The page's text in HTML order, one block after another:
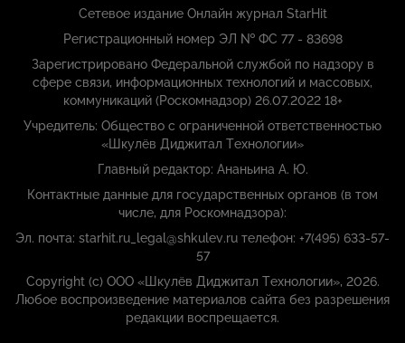
Сетевое издание Онлайн журнал StarHit
Регистрационный номер ЭЛ № ФС 77 - 83698
Зарегистрировано Федеральной службой по надзору в
сфере связи, информационных технологий и массовых,
коммуникаций (Роскомнадзор) 26.07.2022 18+
Учредитель: Общество с ограниченной ответственностью
«Шкулёв Диджитал Технологии»
Главный редактор: Ананьина А. Ю.
Контактные данные для государственных органов (в том
числе, для Роскомнадзора):
Эл. почта: starhit.ru_legal@shkulev.ru телефон: +7(495) 633-57-
57
Copyright (с) ООО «Шкулёв Диджитал Технологии», 2026.
Любое воспроизведение материалов сайта без разрешения
редакции воспрещается.